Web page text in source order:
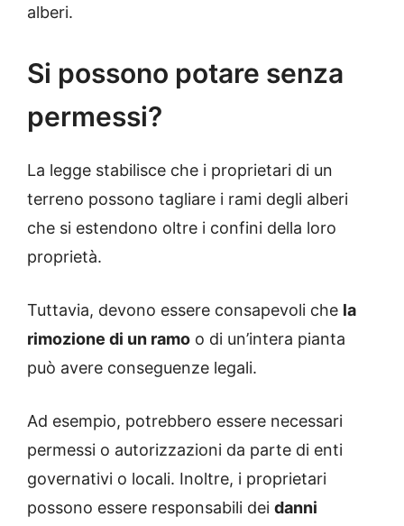
alberi.
Si possono potare senza
permessi?
La legge stabilisce che i proprietari di un
terreno possono tagliare i rami degli alberi
che si estendono oltre i confini della loro
proprietà.
Tuttavia, devono essere consapevoli che la
rimozione di un ramo o di un’intera pianta
può avere conseguenze legali.
Ad esempio, potrebbero essere necessari
permessi o autorizzazioni da parte di enti
governativi o locali. Inoltre, i proprietari
possono essere responsabili dei danni